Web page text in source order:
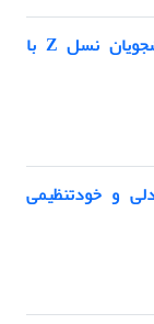
شناسایی راهبردهای تنظیم هیجان در دانشجویان نسل Z با
و خودتنظیمی